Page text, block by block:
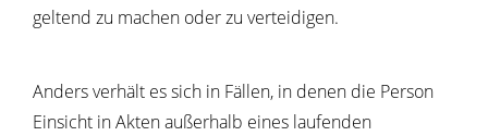
geltend zu machen oder zu verteidigen.
Anders verhält es sich in Fällen, in denen die Person
Einsicht in Akten außerhalb eines laufenden